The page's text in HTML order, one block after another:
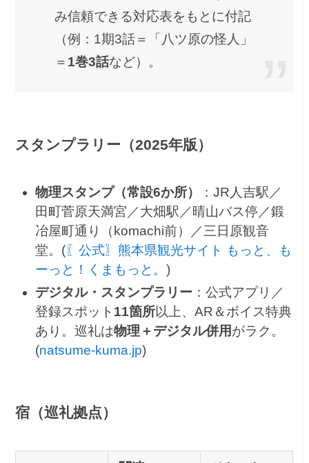
み信頼できる対応表をもとに付記
（例：1期3話＝「八ツ原の怪人」
＝ 1巻3話など）。
スタンプラリー（2025年版）
物理スタンプ（常設6か所）
：JR人吉駅／
田町菅原天満宮／大畑駅／晴山バス停／鍛
冶屋町通り（komachi前）／三日原観音
堂。(〖公式〗熊本県観光サイト もっと、も
ーっと！くまもっと。 )
デジタル・スタンプラリー ：公式アプリ／
登録スポット 11箇所以上、AR＆ボイス特典
あり。巡礼は物理＋デジタル併用がラク。
(natsume-kuma.jp)
宿（巡礼拠点）